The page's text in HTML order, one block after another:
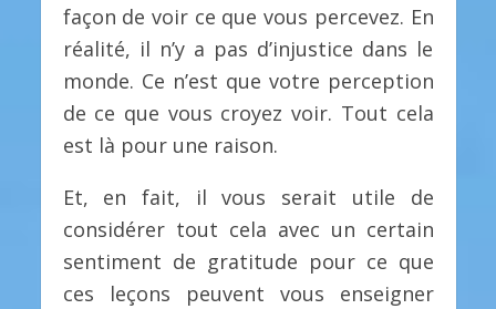
façon de voir ce que vous percevez. En
réalité, il n’y a pas d’injustice dans le
monde. Ce n’est que votre perception
de ce que vous croyez voir. Tout cela
est là pour une raison.
Et, en fait, il vous serait utile de
considérer tout cela avec un certain
sentiment de gratitude pour ce que
ces leçons peuvent vous enseigner